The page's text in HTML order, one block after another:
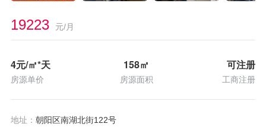
19223 元/月
4元/㎡*天
房源单价
158㎡
房源面积
可注册
工商注册
地址： 朝阳区南湖北街122号